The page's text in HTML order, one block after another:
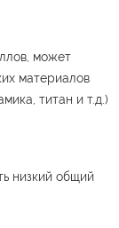
может
материалов
титан и т.д.)
низкий общий